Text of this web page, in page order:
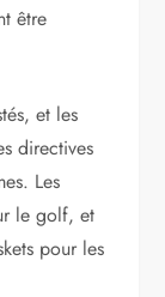
être
et les
directives
Les
le golf, et
pour les